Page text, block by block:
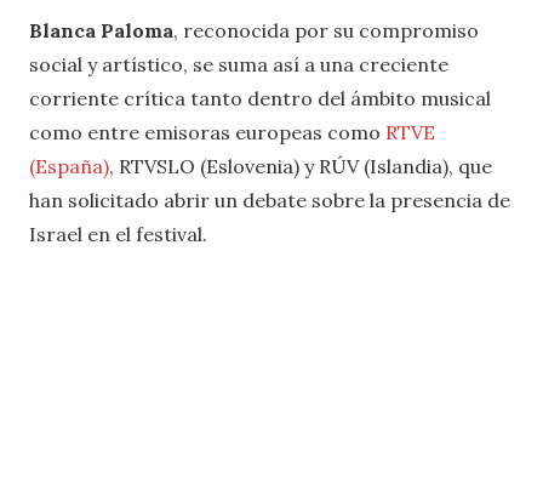
Blanca Paloma, reconocida por su compromiso
social y artístico, se suma así a una creciente
corriente crítica tanto dentro del ámbito musical
como entre emisoras europeas como RTVE
(España), RTVSLO (Eslovenia) y RÚV (Islandia), que
han solicitado abrir un debate sobre la presencia de
Israel en el festival.